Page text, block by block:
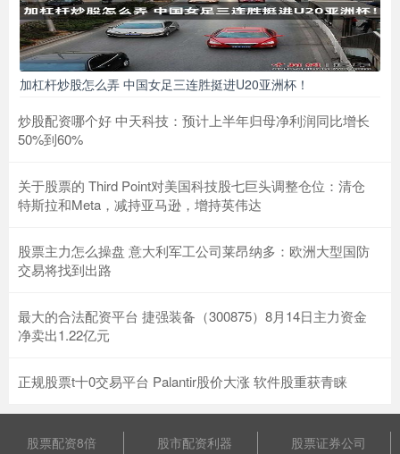
加杠杆炒股怎么弄 中国女足三连胜挺进U20亚洲杯！
炒股配资哪个好 中天科技：预计上半年归母净利润同比增长
50%到60%
关于股票的 Third Point对美国科技股七巨头调整仓位：清仓
特斯拉和Meta，减持亚马逊，增持英伟达
股票主力怎么操盘 意大利军工公司莱昂纳多：欧洲大型国防
交易将找到出路
最大的合法配资平台 捷强装备（300875）8月14日主力资金
净卖出1.22亿元
正规股票t十0交易平台 Palantir股价大涨 软件股重获青睐
股票配资8倍 股市配资利器 股票证券公司